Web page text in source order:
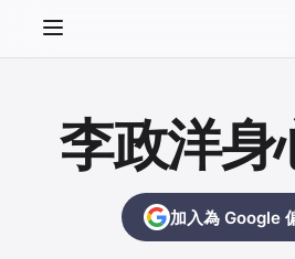
李政洋身
加入為 Google